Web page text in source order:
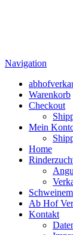
Navigation
Warenkorb
Checkout
Mein
Home
Ab Hof
Kontakt